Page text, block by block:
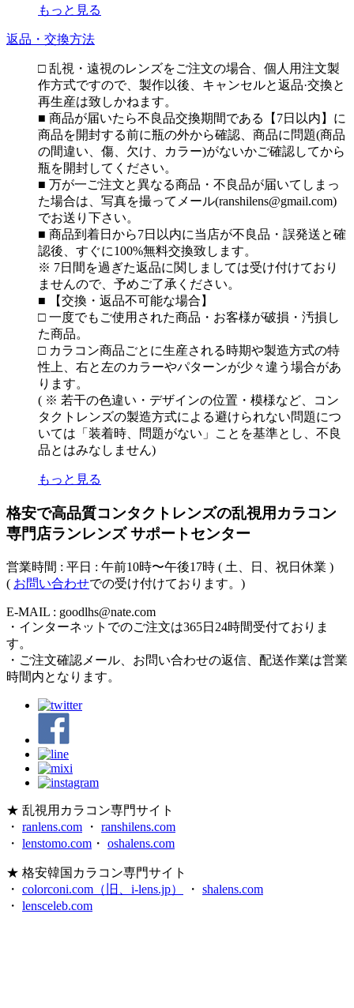
もっと見る
返品・交換方法
□ 乱視・遠視のレンズをご注文の場合、個人用注文製
作方式ですので、製作以後、キャンセルと返品·交換と
再生産は致しかねます。
■ 商品が届いたら不良品交換期間である【7日以内】に
商品を開封する前に瓶の外から確認、商品に問題(商品
の間違い、傷、欠け、カラー)がないかご確認してから
瓶を開封してください。
■ 万が一ご注文と異なる商品・不良品が届いてしまっ
た場合は、写真を撮ってメール(ranshilens@gmail.com)
でお送り下さい。
■ 商品到着日から7日以内に当店が不良品・誤発送と確
認後、すぐに100%無料交換致します。
※ 7日間を過ぎた返品に関しましては受け付けており
ませんので、予めご了承ください。
■ 【交換・返品不可能な場合】
□ 一度でもご使用された商品・お客様が破損・汚損し
た商品。
□ カラコン商品ごとに生産される時期や製造方式の特
性上、右と左のカラーやパターンが少々違う場合があ
ります。
( ※ 若干の色違い・デザインの位置・模様など、コン
タクトレンズの製造方式による避けられない問題につ
いては「装着時、問題がない」ことを基準とし、不良
品とはみなしません)
もっと見る
格安で高品質コンタクトレンズの乱視用カラコン
専門店ランレンズ サポートセンター
営業時間 : 平日 : 午前10時〜午後17時 ( 土、日、祝日休業 )
( お問い合わせでの受け付けております。)
E-MAIL : goodlhs@nate.com
・インターネットでのご注文は365日24時間受付ておりま
す。
・ご注文確認メール、お問い合わせの返信、配送作業は営業
時間内となります。
★ 乱視用カラコン専門サイト
・ ranlens.com ・ ranshilens.com
・ lenstomo.com ・ oshalens.com
★ 格安韓国カラコン専門サイト
・ colorconi.com（旧、i-lens.jp） ・ shalens.com
・ lensceleb.com